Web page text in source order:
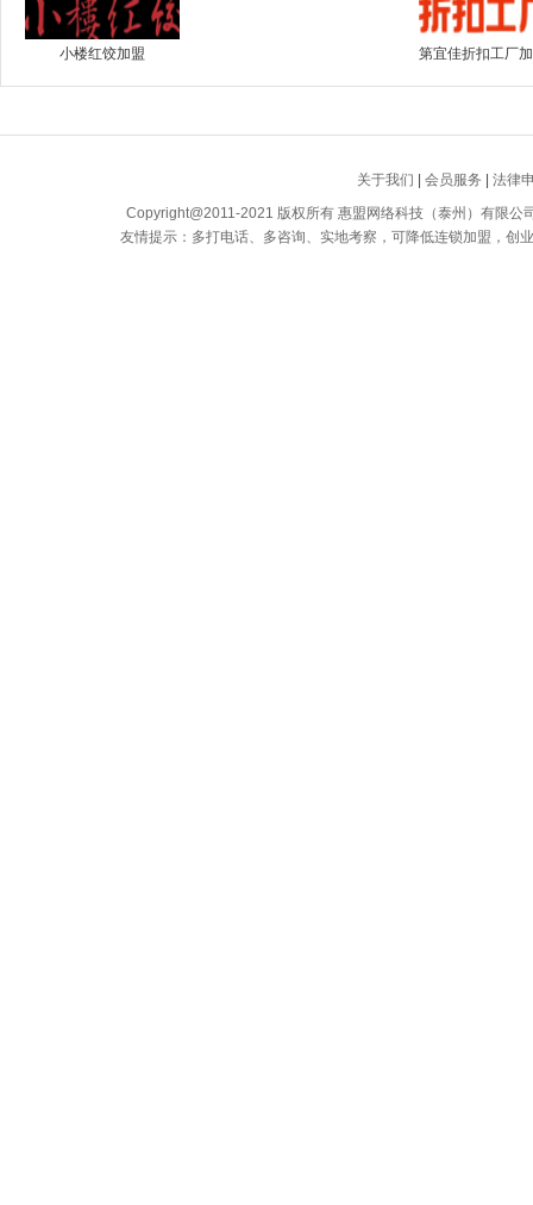
小楼红饺加盟 第宜佳折扣工厂
关于我们 会员服务
法律
Copyright@2011-2021 版权所有 惠盟网络科技（泰州）有限公
友情提示：多打电话、多咨询、实地考察，可降低连锁加盟，创